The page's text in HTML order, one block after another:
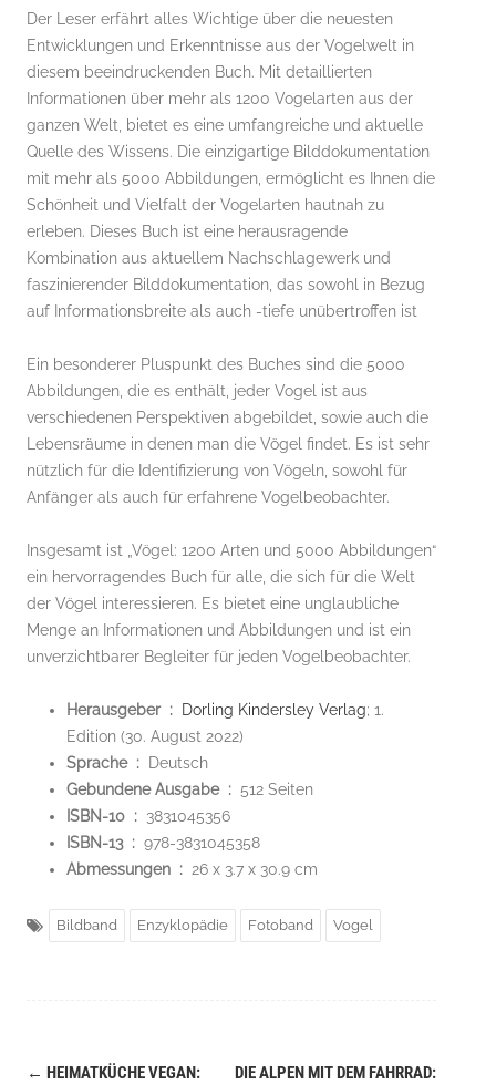
Der Leser erfährt alles Wichtige über die neuesten
Entwicklungen und Erkenntnisse aus der Vogelwelt in
diesem beeindruckenden Buch. Mit detaillierten
Informationen über mehr als 1200 Vogelarten aus der
ganzen Welt, bietet es eine umfangreiche und aktuelle
Quelle des Wissens. Die einzigartige Bilddokumentation
mit mehr als 5000 Abbildungen, ermöglicht es Ihnen die
Schönheit und Vielfalt der Vogelarten hautnah zu
erleben. Dieses Buch ist eine herausragende
Kombination aus aktuellem Nachschlagewerk und
faszinierender Bilddokumentation, das sowohl in Bezug
auf Informationsbreite als auch -tiefe unübertroffen ist
Ein besonderer Pluspunkt des Buches sind die 5000
Abbildungen, die es enthält, jeder Vogel ist aus
verschiedenen Perspektiven abgebildet, sowie auch die
Lebensräume in denen man die Vögel findet. Es ist sehr
nützlich für die Identifizierung von Vögeln, sowohl für
Anfänger als auch für erfahrene Vogelbeobachter.
Insgesamt ist „Vögel: 1200 Arten und 5000 Abbildungen“
ein hervorragendes Buch für alle, die sich für die Welt
der Vögel interessieren. Es bietet eine unglaubliche
Menge an Informationen und Abbildungen und ist ein
unverzichtbarer Begleiter für jeden Vogelbeobachter.
Herausgeber ‏ : ‎ Dorling Kindersley Verlag; 1.
Edition (30. August 2022)
Sprache ‏ : ‎
Deutsch
Gebundene Ausgabe ‏ : ‎ 512 Seiten
ISBN-10 ‏ : ‎ 3831045356
ISBN-13 ‏ : ‎ 978-3831045358
Abmessungen ‏ : ‎ 26 x 3.7 x 30.9 cm
Bildband Enzyklopädie Fotoband Vogel
← HEIMATKÜCHE VEGAN:
DIE ALPEN MIT DEM FAHRRAD: